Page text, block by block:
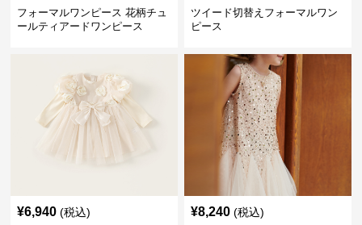
フォーマルワンピース 花柄チュ
ールティアードワンピース
ツイード切替えフォーマルワン
ピース
¥6,940 (税込) ¥8,240 (税込)